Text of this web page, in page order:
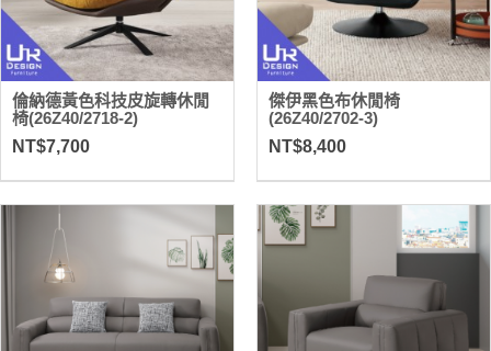
倫納德黃色科技皮旋轉休閒
椅(26Z40/2718-2)
NT$7,700
傑伊黑色布休閒椅
(26Z40/2702-3)
NT$8,400